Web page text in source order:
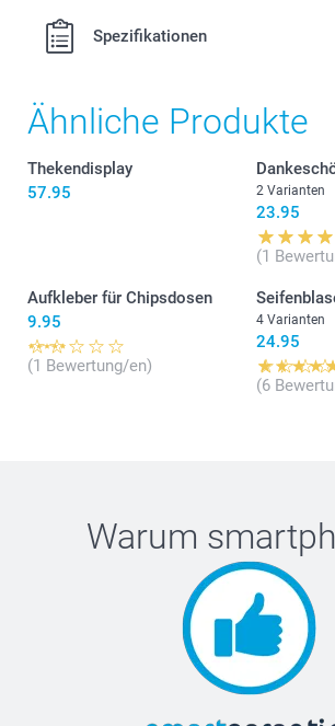
Spezifikationen
Ähnliche Produkte
Thekendisplay
57.95
2 Varianten
23.95
(1
Aufkleber für Chipsdosen
9.95
(1 Bewertung/en)
4 Varianten
24.95
(6
Warum